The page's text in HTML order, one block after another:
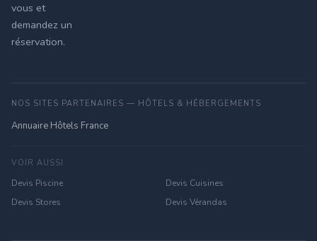
vous et
demandez un
réservation.
NOS SITES PARTENAIRES — HÔTELS & HÉBERGEMENTS
Annuaire Hôtels France
VOIR AUSSI
Devis Piscine
Devis Cuisines
Devis Stores
Devis Vérandas